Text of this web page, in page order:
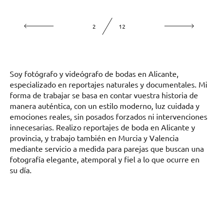
2 12
Soy fotógrafo y videógrafo de bodas en Alicante,
especializado en reportajes naturales y documentales. Mi
forma de trabajar se basa en contar vuestra historia de
manera auténtica, con un estilo moderno, luz cuidada y
emociones reales, sin posados forzados ni intervenciones
innecesarias. Realizo reportajes de boda en Alicante y
provincia, y trabajo también en Murcia y Valencia
mediante servicio a medida para parejas que buscan una
fotografía elegante, atemporal y fiel a lo que ocurre en
su día.